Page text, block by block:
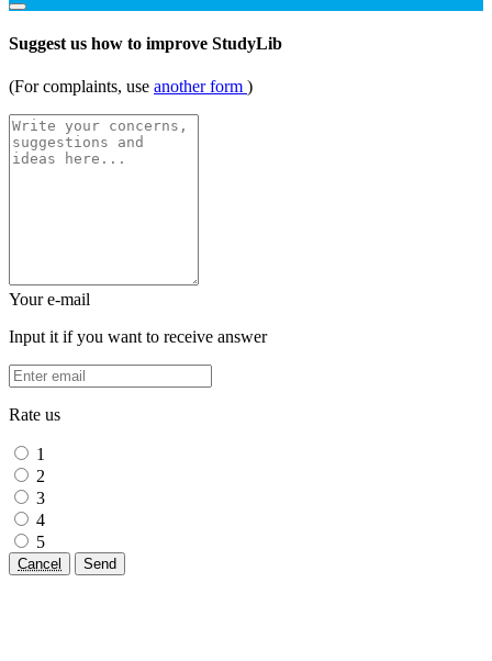
Suggest us how to improve StudyLib
(For complaints, use another form )
Your e-mail
Input it if you want to receive answer
Rate us
1
2
3
4
5
Cancel Send